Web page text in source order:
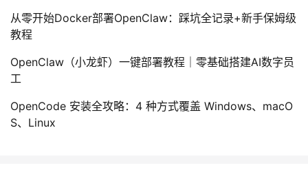
从零开始Docker部署OpenClaw：踩坑全记录+新手保姆级
教程
OpenClaw（小龙虾）一键部署教程｜零基础搭建AI数字员
工
OpenCode 安装全攻略：4 种方式覆盖 Windows、macO
S、Linux